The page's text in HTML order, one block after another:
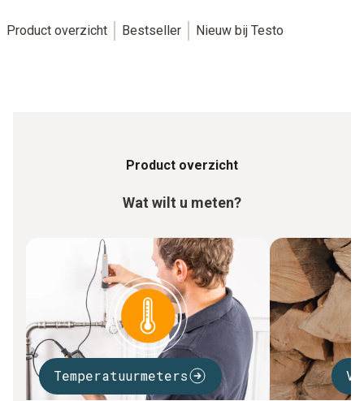
Product overzicht Bestseller Nieuw bij Testo
Product overzicht
Wat wilt u meten?
Temperatuurmeters